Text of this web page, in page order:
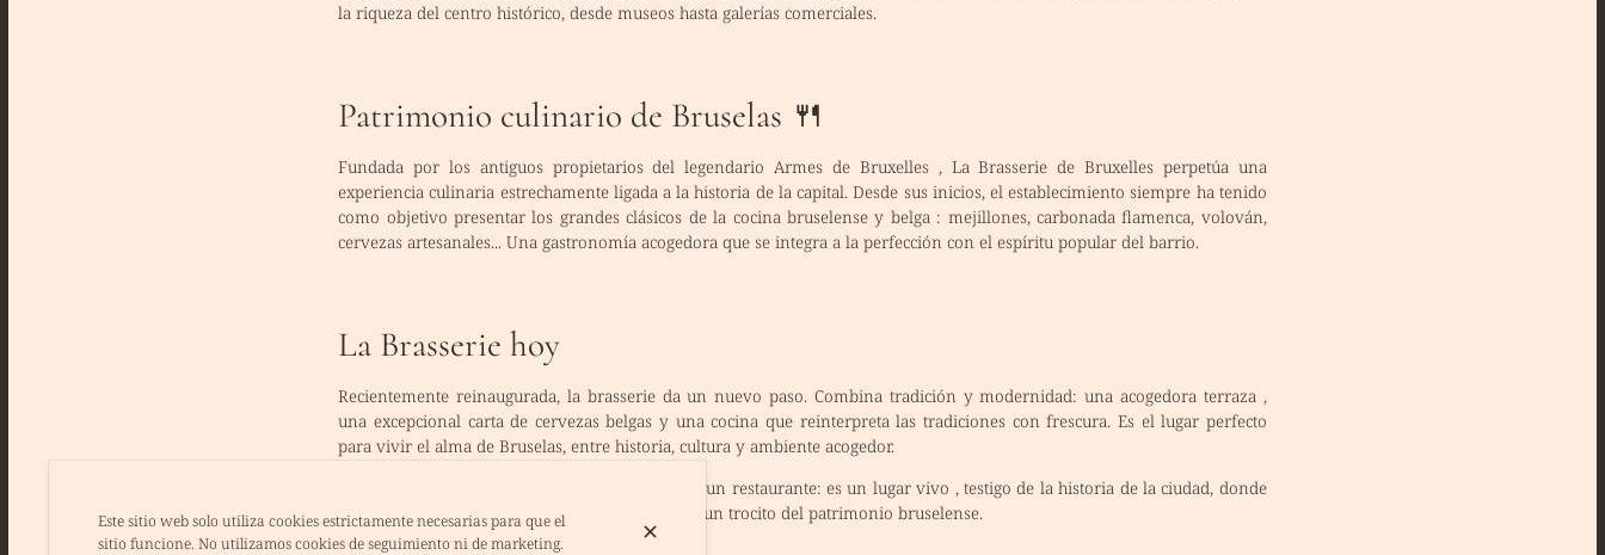
la riqueza del centro histórico, desde museos hasta galerías comerciales.
Patrimonio culinario de Bruselas 🍴
Fundada por los antiguos propietarios del legendarioArmes de Bruxelles, La Brasserie de Bruxelles perpetúa una
experiencia culinaria estrechamente ligada a la historia de la capital. Desde sus inicios, el establecimiento siempre ha tenido
como objetivo presentar los grandes clásicos de la cocina bruselense y belga: mejillones, carbonada flamenca, volován,
cervezas artesanales... Una gastronomía acogedora que se integra a la perfección con el espíritu popular del barrio.
La Brasserie hoy
Recientemente reinaugurada, la brasserie da un nuevo paso. Combina tradición y modernidad: unaacogedora terraza,
una excepcional carta de cervezas belgas y una cocina que reinterpreta las tradiciones con frescura. Es el lugar perfecto
para vivir el alma de Bruselas, entre historia, cultura y ambiente acogedor.
👉 La Brasserie de Bruxelles es mucho más que un restaurante: es un lugar vivo , testigo de la historia de la ciudad, donde
se viene a compartir una comida, una cerveza y un trocito del patrimonio bruselense.
Este sitio web solo utiliza cookies estrictamente necesarias para que el
sitio funcione. No utilizamos cookies de seguimiento ni de marketing.